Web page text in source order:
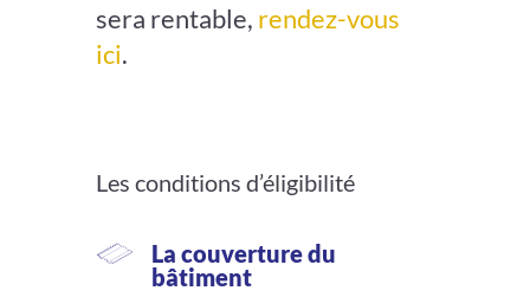
sera rentable, rendez-vous
ici.
Les conditions d’éligibilité
La couverture du
bâtiment